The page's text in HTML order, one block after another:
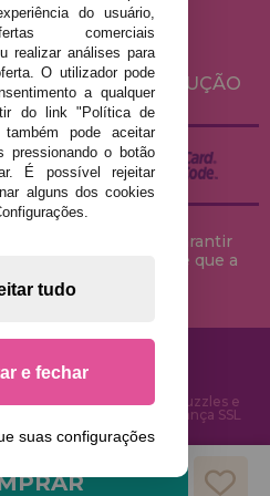
DE COOKIES
DE LIVRE RESOLUÇÃO
permanentes para garantir
peninsular, desde que a
feita até às 18h00.
Online para comprar Puzzles e
em 24 horas e segurança SSL
do usuário,
comerciais
realizar análises para
O utilizador pode
a qualquer
do link "Política de
pode aceitar
pressionando o botão
É possível rejeitar
alguns dos cookies
tudo
e fechar
suas configurações